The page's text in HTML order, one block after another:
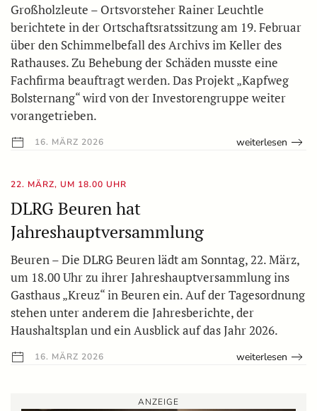
Großholzleute – Ortsvorsteher Rainer Leuchtle
berichtete in der Ortschaftsratssitzung am 19. Februar
über den Schimmelbefall des Archivs im Keller des
Rathauses. Zu Behebung der Schäden musste eine
Fachfirma beauftragt werden. Das Projekt „Kapfweg
Bolsternang“ wird von der Investorengruppe weiter
vorangetrieben.
16. MÄRZ 2026 weiterlesen
22. MÄRZ, UM 18.00 UHR
DLRG Beuren hat
Jahreshauptversammlung
Beuren – Die DLRG Beuren lädt am Sonntag, 22. März,
um 18.00 Uhr zu ihrer Jahreshauptversammlung ins
Gasthaus „Kreuz“ in Beuren ein. Auf der Tagesordnung
stehen unter anderem die Jahresberichte, der
Haushaltsplan und ein Ausblick auf das Jahr 2026.
16. MÄRZ 2026 weiterlesen
ANZEIGE